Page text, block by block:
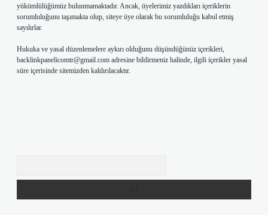
yükümlülüğümüz bulunmamaktadır. Ancak, üyelerimiz yazdıkları içeriklerin
sorumluluğunu taşımakta olup, siteye üye olarak bu sorumluluğu kabul etmiş
sayılırlar.
Hukuka ve yasal düzenlemelere aykırı olduğunu düşündüğünüz içerikleri,
backlinkpanelicomtr@gmail.com adresine bildirmeniz halinde, ilgili içerikler yasal
süre içerisinde sitemizden kaldırılacaktır.